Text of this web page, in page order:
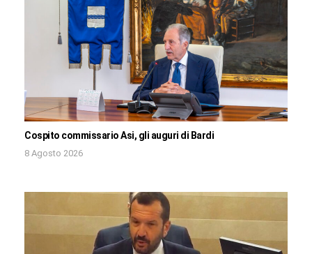
Cospito commissario Asi, gli auguri di Bardi
8 Agosto 2026